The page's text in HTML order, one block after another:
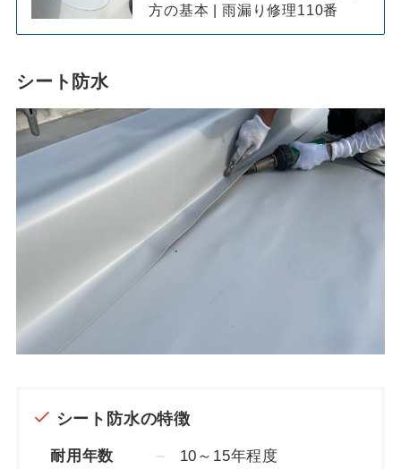
方の基本 | 雨漏り修理110番
シート防水
シート防水の特徴
耐用年数 10～15年程度